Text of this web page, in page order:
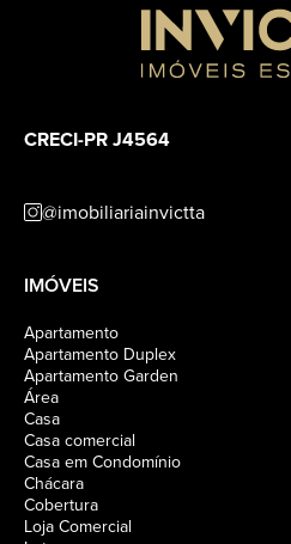
CRECI-PR J4564
@imobiliariainvictta
IMÓVEIS
Apartamento
Apartamento Duplex
Apartamento Garden
Área
Casa
Casa comercial
Casa em Condomínio
Chácara
Cobertura
Loja Comercial